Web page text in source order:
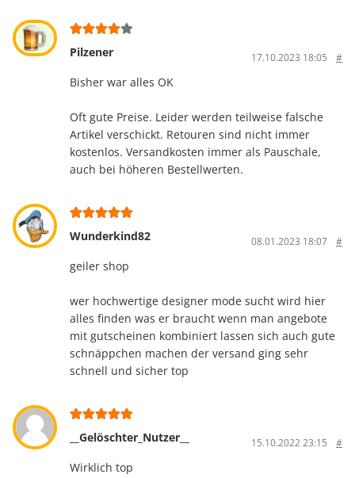
Pilzener 17.10.2023 18:05 #
Bisher war alles OK
Oft gute Preise. Leider werden teilweise falsche
Artikel verschickt. Retouren sind nicht immer
kostenlos. Versandkosten immer als Pauschale,
auch bei höheren Bestellwerten.
Wunderkind82 08.01.2023 18:07 #
geiler shop
wer hochwertige designer mode sucht wird hier
alles finden was er braucht wenn man angebote
mit gutscheinen kombiniert lassen sich auch gute
schnäppchen machen der versand ging sehr
schnell und sicher top
__Gelöschter_Nutzer__ 15.10.2022 23:15 #
Wirklich top